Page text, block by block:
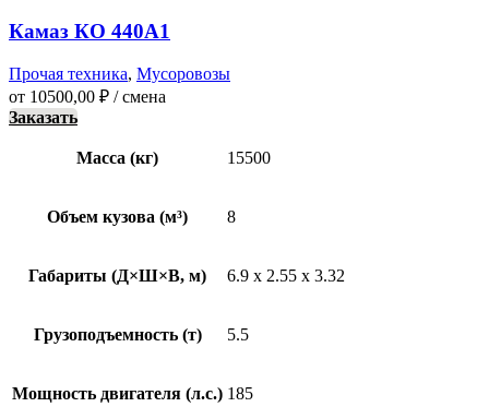
Камаз КО 440А1
Прочая техника, Мусоровозы
от 10500,00 ₽ / смена
Заказать
Масса (кг) 15500
Объем кузова (м³) 8
Габариты (Д×Ш×В, м) 6.9 x 2.55 x 3.32
Грузоподъемность (т) 5.5
Мощность двигателя (л.с.) 185